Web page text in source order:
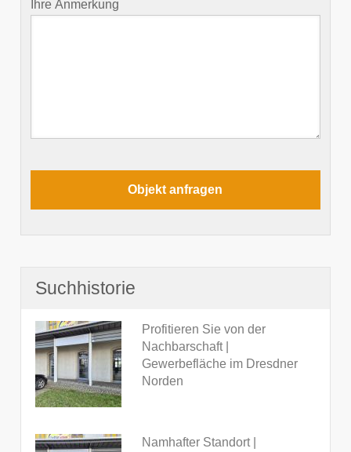
Ihre Anmerkung
Suchhistorie
Profitieren Sie von der
Nachbarschaft |
Gewerbefläche im Dresdner
Norden
Namhafter Standort |